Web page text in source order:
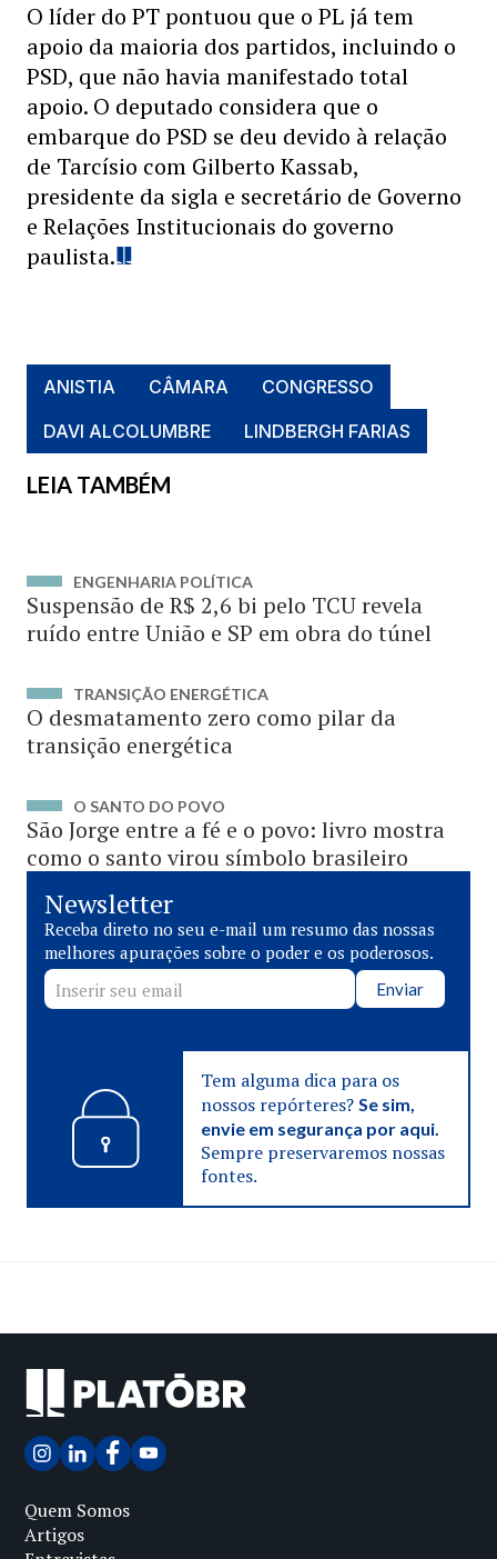
O líder do PT pontuou que o PL já tem
apoio da maioria dos partidos, incluindo o
PSD, que não havia manifestado total
apoio. O deputado considera que o
embarque do PSD se deu devido à relação
de Tarcísio com Gilberto Kassab,
presidente da sigla e secretário de Governo
e Relações Institucionais do governo
paulista.
ANISTIA CÂMARA
CONGRESSO
DAVI ALCOLUMBRE
LINDBERGH FARIAS
LEIA TAMBÉM
ENGENHARIA POLÍTICA
Suspensão de R$ 2,6 bi pelo TCU revela
ruído entre União e SP em obra do túnel
TRANSIÇÃO ENERGÉTICA
O desmatamento zero como pilar da
transição energética
O SANTO DO POVO
São Jorge entre a fé e o povo: livro mostra
como o santo virou símbolo brasileiro
Newsletter
Receba direto no seu e-mail um resumo das nossas
melhores apurações sobre o poder e os poderosos.
Enviar
Tem alguma dica para os
nossos repórteres? Se sim,
envie em segurança por aqui.
Sempre preservaremos nossas
fontes.
Quem Somos
Artigos